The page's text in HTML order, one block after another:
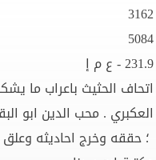
3162
5084
231.9 - ع م إ
اتحاف الحثيث باعراب ما
العكبري . محب الدين ابو
؛ حققه وخرج احاديثه